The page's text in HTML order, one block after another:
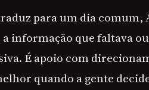
para um dia comum,
informação que faltava
É apoio com
quando a gente